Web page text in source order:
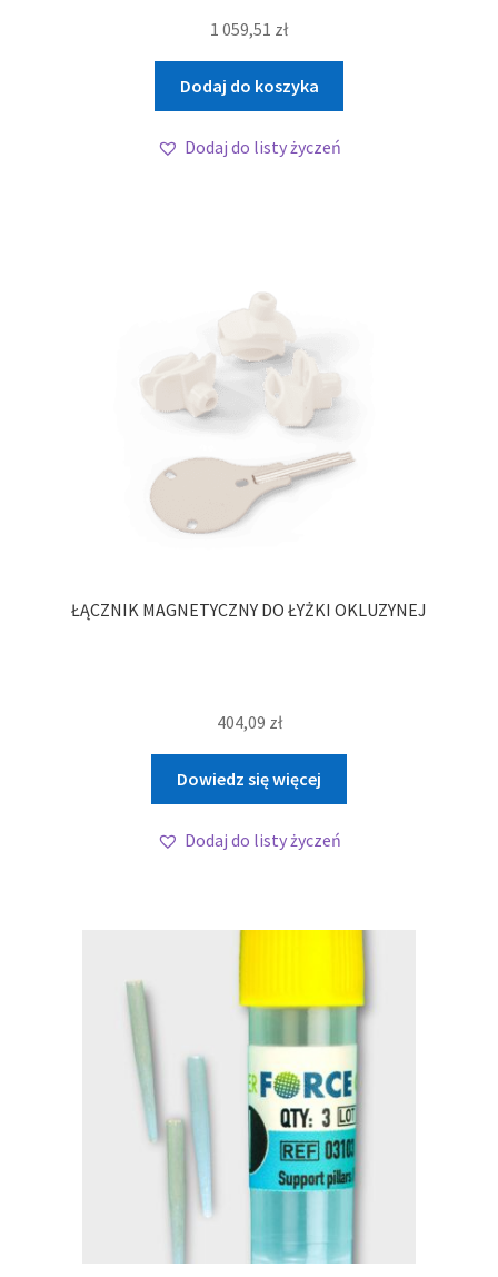
1 059,51 zł
Dodaj do koszyka
Dodaj do listy życzeń
ŁĄCZNIK MAGNETYCZNY DO ŁYŻKI OKLUZYNEJ
404,09 zł
Dowiedz się więcej
Dodaj do listy życzeń